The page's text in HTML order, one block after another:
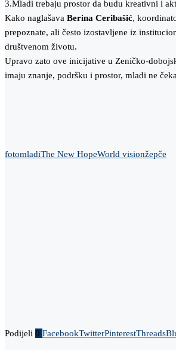
3.Mladi trebaju prostor da budu kreativni i
Kako naglašava Berina Ceribašić,
prepoznate, ali često izostavljene iz
društvenom životu.
Upravo zato ove inicijative u Zeničko-
imaju znanje, podršku i prostor, mladi ne
fotomladiThe New HopeWorld visionžepče
Podijeli 0 FacebookTwitterPinterestThreads